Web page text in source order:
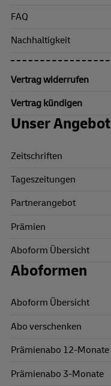
FAQ
Nachhaltigkeit
Vertrag widerrufen
Vertrag kündigen
Unser Angebot
Zeitschriften
Tageszeitungen
Partnerangebot
Prämien
Aboform Übersicht
Aboformen
Aboform Übersicht
Abo verschenken
Prämienabo 12-Monate
Prämienabo 3-Monate